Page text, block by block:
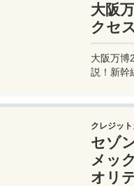
大阪
クセ
大阪万博
説！新幹
クレジッ
セゾ
メッ
オリ